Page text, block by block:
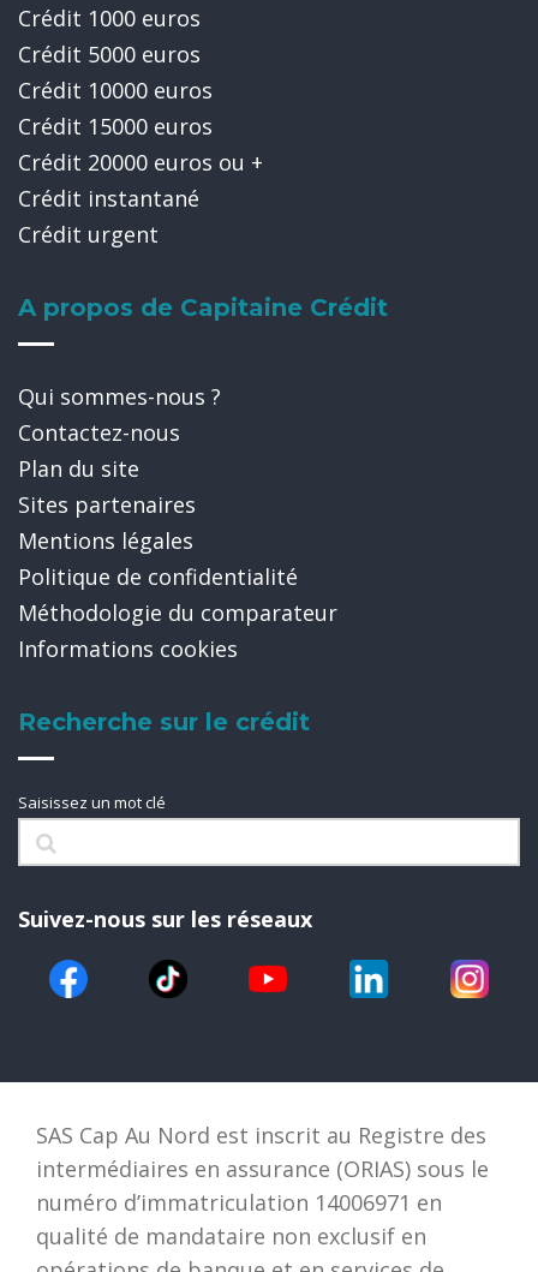
Crédit 1000 euros
Crédit 5000 euros
Crédit 10000 euros
Crédit 15000 euros
Crédit 20000 euros ou +
Crédit instantané
Crédit urgent
A propos de Capitaine Crédit
Qui sommes-nous ?
Contactez-nous
Plan du site
Sites partenaires
Mentions légales
Politique de confidentialité
Méthodologie du comparateur
Informations cookies
Recherche sur le crédit
Saisissez un mot clé
Suivez-nous sur les réseaux
SAS Cap Au Nord est inscrit au Registre des
intermédiaires en assurance (ORIAS) sous le
numéro d’immatriculation 14006971 en
qualité de mandataire non exclusif en